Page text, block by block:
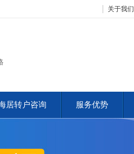
关于我们
居转户咨询 服务优势